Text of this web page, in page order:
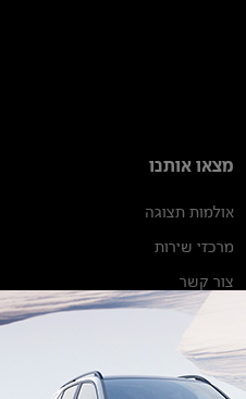
מצאו אותנו
אולמות תצוגה
מרכזי שירות
צור קשר